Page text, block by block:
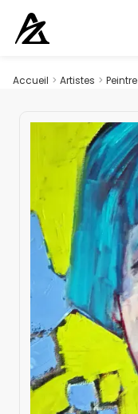
Accueil > Artistes > Peintre